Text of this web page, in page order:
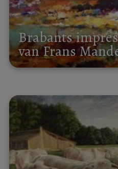
Brabants
van Frans